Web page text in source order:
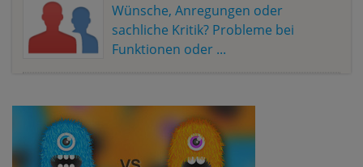
Wünsche, Anregungen oder
sachliche Kritik? Probleme bei
Funktionen oder ...